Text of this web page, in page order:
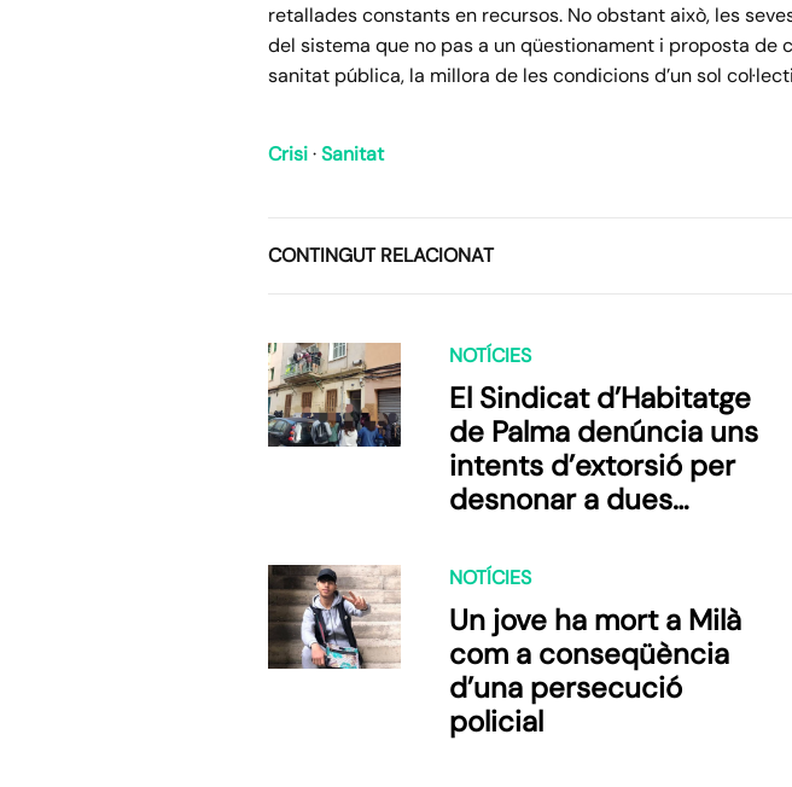
retallades constants en recursos. No obstant això, les
del sistema que no pas a un qüestionament i proposta
sanitat pública, la millora de les condicions d’un sol
Crisi·Sanitat
CONTINGUT RELACIONAT
NOTÍCIES
El Sindicat d’Habitatge
de Palma denúncia uns
intents d’extorsió per
desnonar a dues
NOTÍCIES
Un jove ha mort a Milà
com a conseqüència
d’una persecució
policial